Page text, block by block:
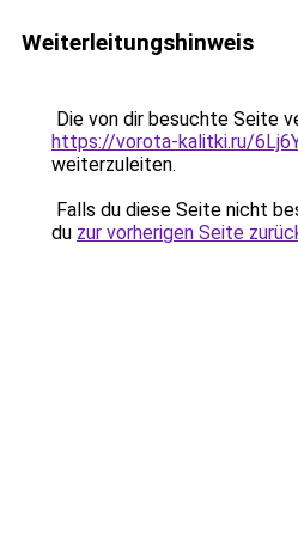
Weiterleitungshinweis
Die von dir besuchte Seite
https://vorota-kalitki.ru/
weiterzuleiten.
Falls du diese Seite nicht
du zur vorherigen Seite